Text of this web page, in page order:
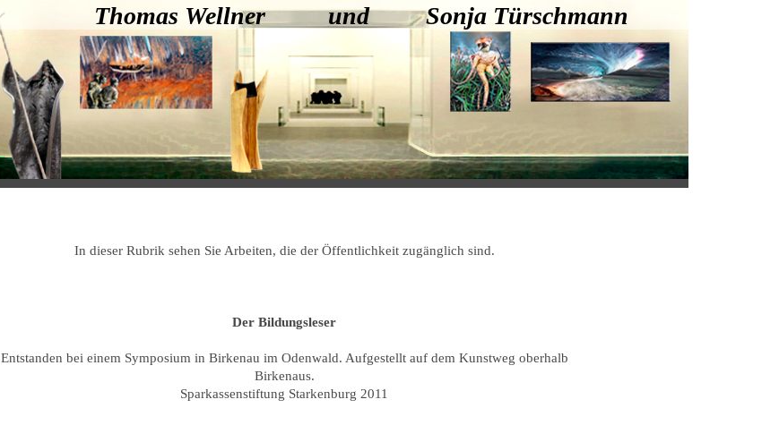
Thomas Wellner und Sonja Türschmann
In dieser Rubrik sehen Sie Arbeiten, die der Öffentlichkeit zugänglich sind.
Der Bildungsleser
Entstanden bei einem Symposium in Birkenau im Odenwald. Aufgestellt auf dem Kunstweg oberhalb
Birkenaus.
Sparkassenstiftung Starkenburg 2011